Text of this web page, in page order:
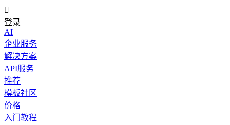

登录
AI
企业服务
解决方案
API服务
推荐
模板社区
价格
入门教程